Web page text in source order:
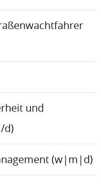
und
d)
(w|m|d)